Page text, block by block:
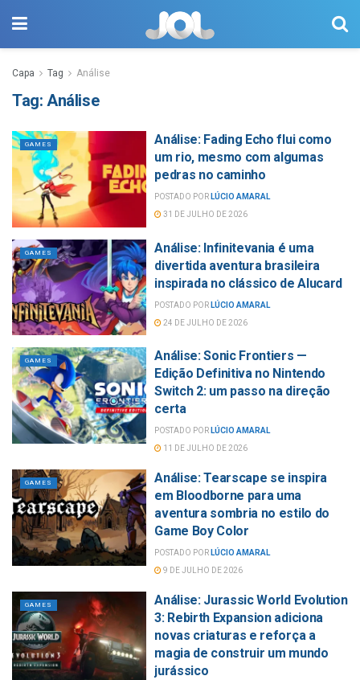
Capa Tag Análise
Tag: Análise
GAMES
Análise: Fading Echo flui como
um rio, mesmo com algumas
pedras no caminho
POSTADO POR LÚCIO AMARAL
31 DE JULHO DE 2026
GAMES
Análise: Infinitevania é uma
divertida aventura brasileira
inspirada no clássico de Alucard
POSTADO POR LÚCIO AMARAL
24 DE JULHO DE 2026
GAMES
Análise: Sonic Frontiers —
Edição Definitiva no Nintendo
Switch 2: um passo na direção
certa
POSTADO POR LÚCIO AMARAL
11 DE JULHO DE 2026
GAMES
Análise: Tearscape se inspira
em Bloodborne para uma
aventura sombria no estilo do
Game Boy Color
POSTADO POR LÚCIO AMARAL
9 DE JULHO DE 2026
GAMES
Análise: Jurassic World Evolution
3: Rebirth Expansion adiciona
novas criaturas e reforça a
magia de construir um mundo
jurássico